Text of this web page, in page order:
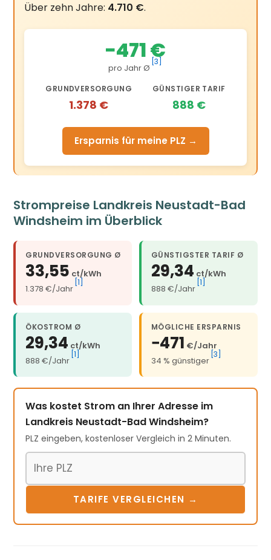
Über zehn Jahre: 4.710 €.
−471 €
pro Jahr Ø
[3]
GRUNDVERSORGUNG
1.378 €
GÜNSTIGER TARIF
888 €
Ersparnis für meine PLZ →
Strompreise Landkreis Neustadt-Bad
Windsheim im Überblick
GRUNDVERSORGUNG Ø
33,55 ct/kWh
1.378 €/Jahr
[1]
GÜNSTIGSTER TARIF Ø
29,34 ct/kWh
888 €/Jahr
[1]
ÖKOSTROM Ø
29,34 ct/kWh
888 €/Jahr
[1]
MÖGLICHE ERSPARNIS
−471 €/Jahr
34 % günstiger
[3]
Was kostet Strom an Ihrer Adresse im
Landkreis Neustadt-Bad Windsheim?
PLZ eingeben, kostenloser Vergleich in 2 Minuten.
TARIFE VERGLEICHEN →